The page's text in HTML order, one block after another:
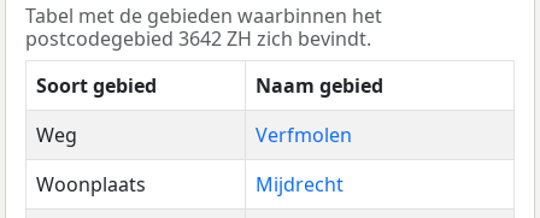
Tabel met de gebieden waarbinnen het
postcodegebied 3642 ZH zich bevindt.
Soort gebied
Naam gebied
Weg
Verfmolen
Woonplaats
Mijdrecht